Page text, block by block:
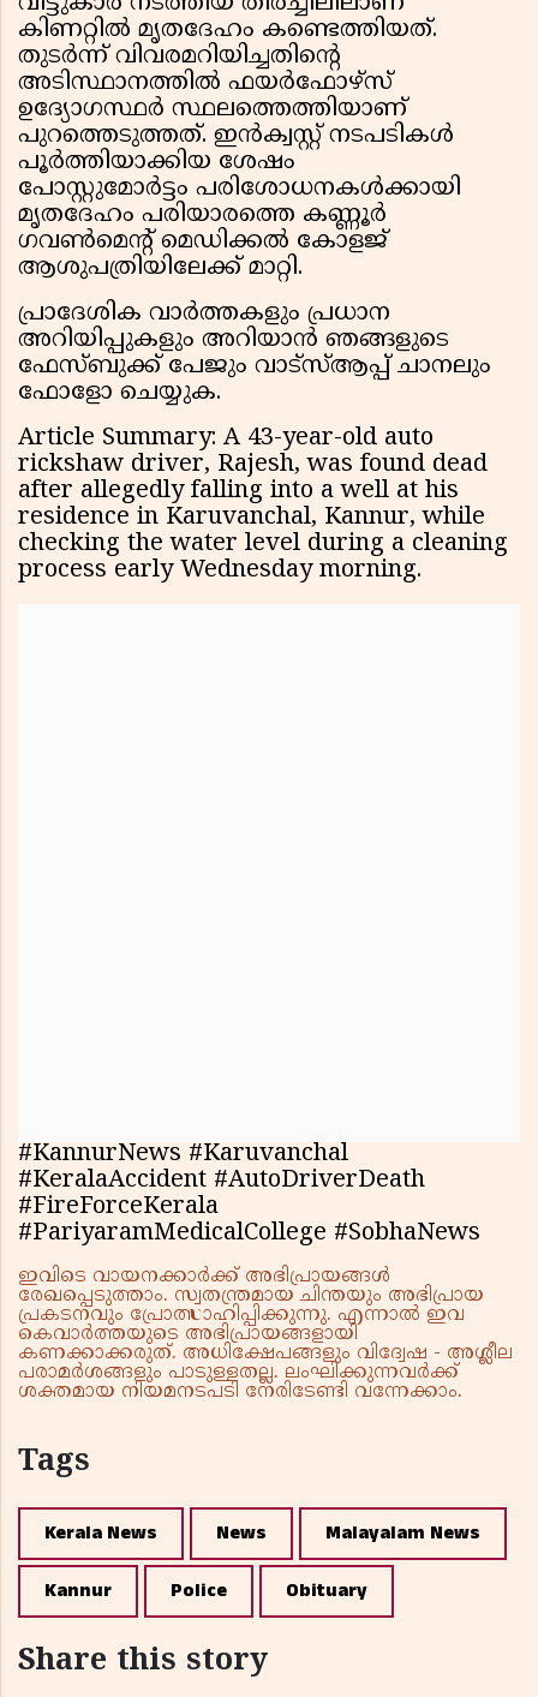
കിണറ്റിൽ മൃതദേഹം കണ്ടെത്തിയത്.
തുടർന്ന് വിവരമറിയിച്ചതിന്റെ
അടിസ്ഥാനത്തിൽ ഫയർഫോഴ്സ്
ഉദ്യോഗസ്ഥർ സ്ഥലത്തെത്തിയാണ്
പുറത്തെടുത്തത്. ഇൻക്വസ്റ്റ് നടപടികൾ
പൂർത്തിയാക്കിയ ശേഷം
പോസ്റ്റുമോര്‍ട്ടം പരിശോധനകൾക്കായി
മൃതദേഹം പരിയാരത്തെ കണ്ണൂർ
ഗവൺമെന്റ് മെഡിക്കൽ കോളജ്
ആശുപത്രിയിലേക്ക് മാറ്റി.
പ്രാദേശിക വാർത്തകളും പ്രധാന
അറിയിപ്പുകളും അറിയാൻ ഞങ്ങളുടെ
ഫേസ്ബുക്ക് പേജും വാട്സ്ആപ്പ് ചാനലും
ഫോളോ ചെയ്യുക.
Article Summary: A 43-year-old auto
rickshaw driver, Rajesh, was found dead
after allegedly falling into a well at his
residence in Karuvanchal, Kannur, while
checking the water level during a cleaning
process early Wednesday morning.
#KannurNews #Karuvanchal
#KeralaAccident #AutoDriverDeath
#FireForceKerala
#PariyaramMedicalCollege #SobhaNews
ഇവിടെ വായനക്കാർക്ക് അഭിപ്രായങ്ങൾ
രേഖപ്പെടുത്താം. സ്വതന്ത്രമായ ചിന്തയും അഭിപ്രായ
പ്രകടനവും പ്രോത്സാഹിപ്പിക്കുന്നു. എന്നാൽ ഇവ
കെവാർത്തയുടെ അഭിപ്രായങ്ങളായി
കണക്കാക്കരുത്. അധിക്ഷേപങ്ങളും വിദ്വേഷ - അശ്ലീല
പരാമർശങ്ങളും പാടുള്ളതല്ല. ലംഘിക്കുന്നവർക്ക്
ശക്തമായ നിയമനടപടി നേരിടേണ്ടി വന്നേക്കാം.
Tags
Kerala News News Malayalam News
Kannur Police Obituary
Share this story